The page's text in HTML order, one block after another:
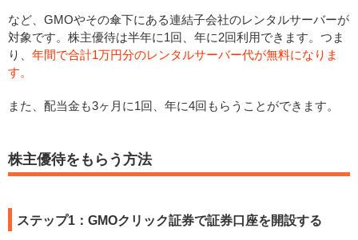
など、GMOやその傘下にある連結子会社のレンタルサーバーが
対象です。株主優待は半年に1回、年に2回利用できます。つま
り、 年間で合計1万円分のレンタルサーバー代が無料になりま
す。
また、配当金も3ヶ月に1回、年に4回もらうことができます。
株主優待をもらう方法
ステップ1：GMOクリック証券で証券口座を開設する